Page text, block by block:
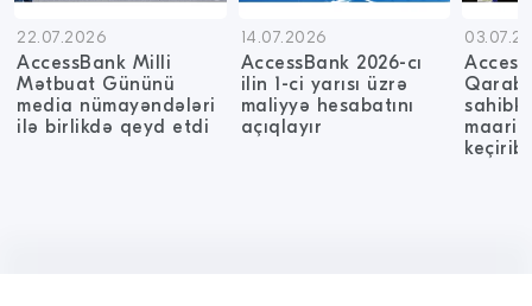
22.07.2026
AccessBank Milli
Mətbuat Gününü
media nümayəndələri
ilə birlikdə qeyd etdi
14.07.2026
AccessBank 2026-cı
ilin 1-ci yarısı üzrə
maliyyə hesabatını
açıqlayır
keçirib